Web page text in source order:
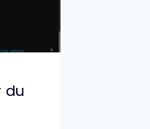
du